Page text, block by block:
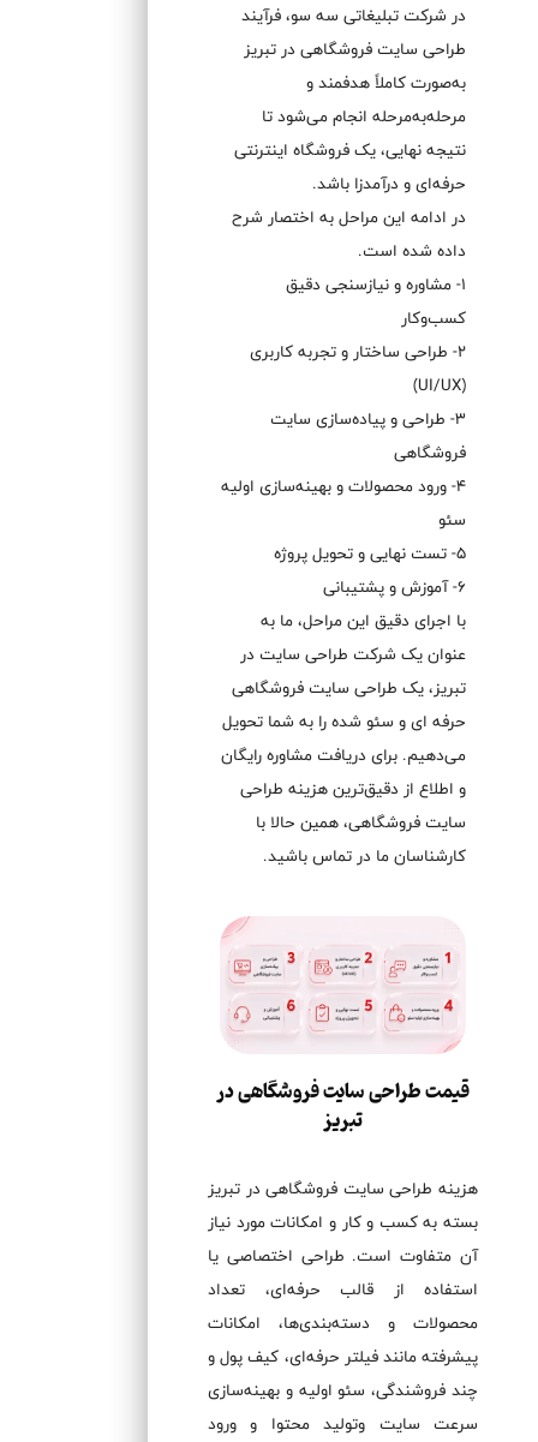
در شرکت تبلیغاتی سه سو، فرآیند
طراحی سایت فروشگاهی در تبریز
به‌صورت کاملاً هدفمند و
مرحله‌به‌مرحله انجام می‌شود تا
نتیجه نهایی، یک فروشگاه اینترنتی
حرفه‌ای و درآمدزا باشد.
در ادامه این مراحل به اختصار شرح
داده شده است.
1- مشاوره و نیازسنجی دقیق
کسب‌وکار
2- طراحی ساختار و تجربه کاربری
(UI/UX)
3- طراحی و پیاده‌سازی سایت
فروشگاهی
4- ورود محصولات و بهینه‌سازی اولیه
سئو
5- تست نهایی و تحویل پروژه
6- آموزش و پشتیبانی
با اجرای دقیق این مراحل، ما به
عنوان یک شرکت طراحی سایت در
تبریز، یک طراحی سایت فروشگاهی
حرفه ای و سئو شده را به شما تحویل
می‌دهیم. برای دریافت مشاوره رایگان
و اطلاع از دقیق‌ترین هزینه طراحی
سایت فروشگاهی، همین حالا با
کارشناسان ما در تماس باشید.
قیمت طراحی سایت فروشگاهی در
تبریز
هزینه طراحی سایت فروشگاهی در تبریز
بسته به کسب و کار و امکانات مورد نیاز
آن متفاوت است. طراحی اختصاصی یا
استفاده از قالب حرفه‌ای، تعداد
محصولات و دسته‌بندی‌ها، امکانات
پیشرفته مانند فیلتر حرفه‌ای، کیف پول و
چند فروشندگی، سئو اولیه و بهینه‌سازی
سرعت سایت وتولید محتوا و ورود